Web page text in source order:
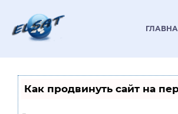
Как продвинуть сайт на